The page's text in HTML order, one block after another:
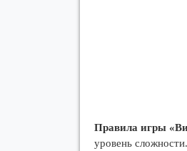
Правила игры
уровень